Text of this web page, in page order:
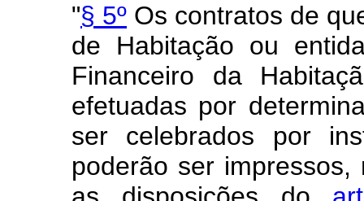
"§ 5º Os contratos de
de Habitação ou
Financeiro da
efetuadas por
ser celebrados por
poderão ser